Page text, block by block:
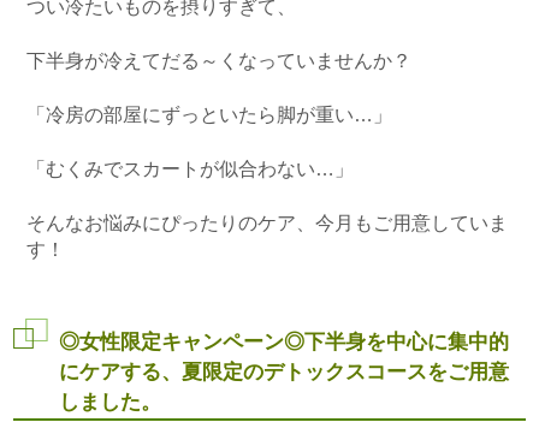
つい冷たいものを摂りすぎて、
下半身が冷えてだる～くなっていませんか？
「冷房の部屋にずっといたら脚が重い…」
「むくみでスカートが似合わない…」
そんなお悩みにぴったりのケア、今月もご用意していま
す！
◎女性限定キャンペーン◎下半身を中心に集中的
にケアする、夏限定のデトックスコースをご用意
しました。